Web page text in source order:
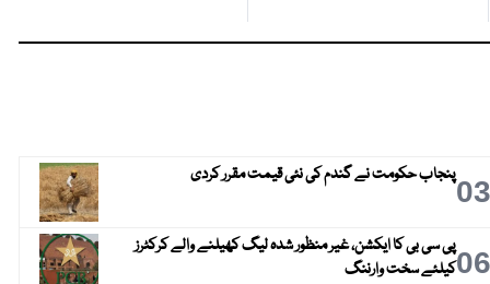
03پنجاب حکومت نے گندم کی نئی قیمت مقرر کردی
06پی سی بی کا ایکشن، غیر منظور شدہ لیگ کھیلنے والے کرکٹرز
کیلئے سخت وارننگ